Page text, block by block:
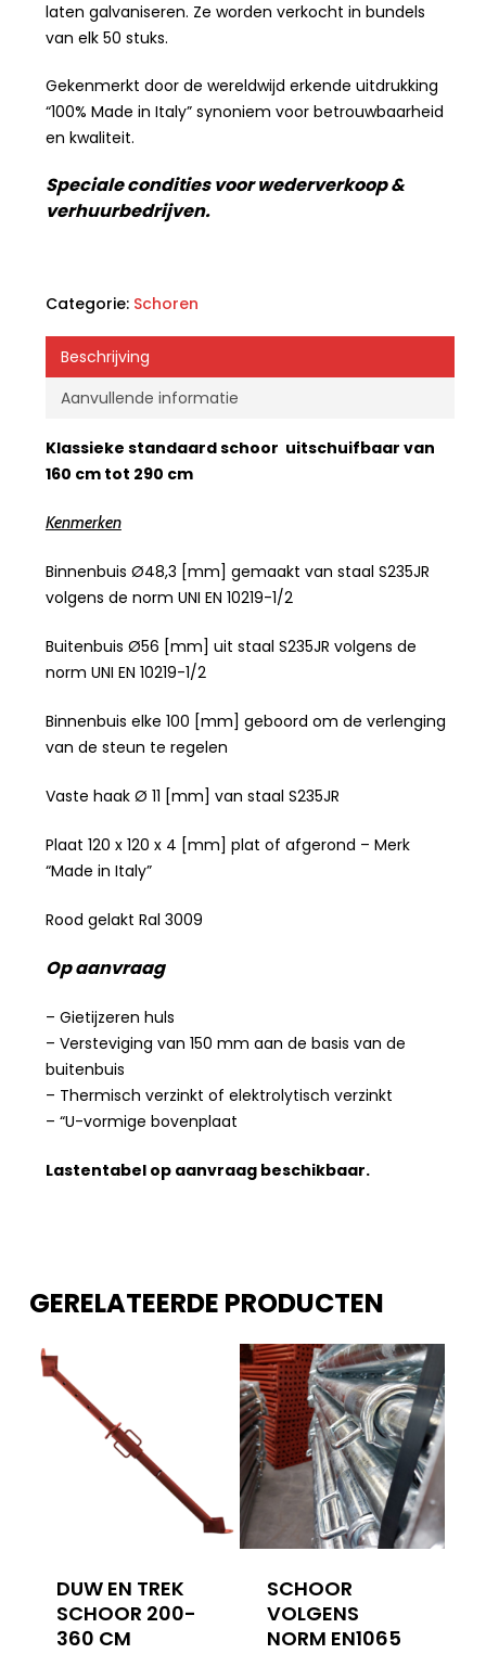
laten galvaniseren. Ze worden verkocht in bundels
van elk 50 stuks.
Gekenmerkt door de wereldwijd erkende uitdrukking
“100% Made in Italy” synoniem voor betrouwbaarheid
en kwaliteit.
Speciale condities voor wederverkoop &
verhuurbedrijven.
Categorie: Schoren
Beschrijving
Aanvullende informatie
Klassieke standaard schoor uitschuifbaar van
160 cm tot 290 cm
Kenmerken
Binnenbuis Ø48,3 [mm] gemaakt van staal S235JR
volgens de norm UNI EN 10219-1/2
Buitenbuis Ø56 [mm] uit staal S235JR volgens de
norm UNI EN 10219-1/2
Binnenbuis elke 100 [mm] geboord om de verlenging
van de steun te regelen
Vaste haak Ø 11 [mm] van staal S235JR
Plaat 120 x 120 x 4 [mm] plat of afgerond – Merk
“Made in Italy”
Rood gelakt Ral 3009
Op aanvraag
– Gietijzeren huls
– Versteviging van 150 mm aan de basis van de
buitenbuis
– Thermisch verzinkt of elektrolytisch verzinkt
– “U-vormige bovenplaat
Lastentabel op aanvraag beschikbaar.
GERELATEERDE PRODUCTEN
DUW EN TREK
SCHOOR 200-
360 CM
SCHOOR
VOLGENS
NORM EN1065